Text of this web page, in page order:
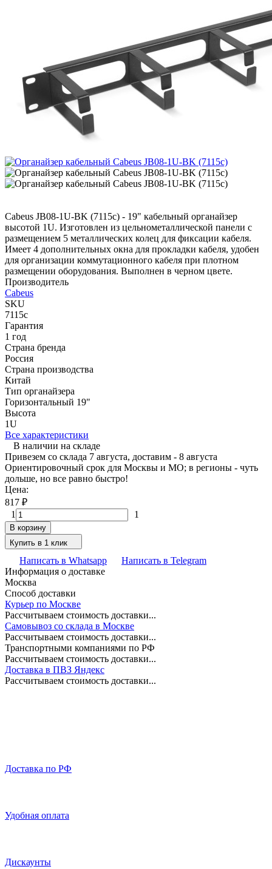
Cabeus JB08-1U-BK (7115c) - 19" кабельный органайзер
высотой 1U. Изготовлен из цельнометаллической панели с
размещением 5 металлических колец для фиксации кабеля.
Имеет 4 дополнительных окна для прокладки кабеля, удобен
для организации коммутационного кабеля при плотном
размещении оборудования. Выполнен в черном цвете.
Производитель
Cabeus
SKU
7115c
Гарантия
1 год
Страна бренда
Россия
Страна производства
Китай
Тип органайзера
Горизонтальный 19"
Высота
1U
Все характеристики
В наличии на складе
Привезем со склада 7 августа, доставим - 8 августа
Ориентировочный срок для Москвы и МО; в регионы - чуть
дольше, но все равно быстро!
Цена:
817 ₽
1
1
В корзину
Купить в 1 клик
Написать в Whatsapp
Написать в Telegram
Информация о доставке
Москва
Способ доставки
Курьер по Москве
Рассчитываем стоимость доставки...
Самовывоз со склада в Москве
Рассчитываем стоимость доставки...
Транспортными компаниями по РФ
Рассчитываем стоимость доставки...
Доставка в ПВЗ Яндекс
Рассчитываем стоимость доставки...
Доставка по РФ
Удобная оплата
Дискаунты